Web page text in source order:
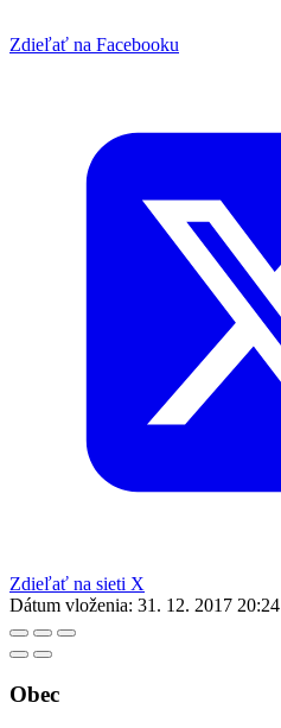
Zdieľať na Facebooku
Zdieľať na sieti X
Dátum vloženia: 31. 12. 2017 20:24
Obec